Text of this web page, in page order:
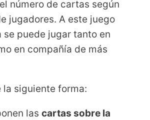
número de cartas según
jugadores. A este juego
se puede jugar tanto en
en compañía de más
la siguiente forma:
las cartas sobre la